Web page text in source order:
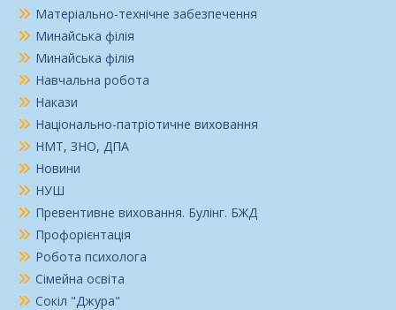
Матеріально-технічне забезпечення
Минайська філія
Минайська філія
Навчальна робота
Накази
Національно-патріотичне виховання
НМТ, ЗНО, ДПА
Новини
НУШ
Превентивне виховання. Булінг. БЖД
Профорієнтація
Робота психолога
Сімейна освіта
Сокіл "Джура"